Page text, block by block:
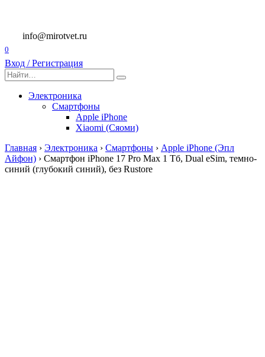
содержанию
info@mirotvet.ru
0
Вход / Регистрация
Search
for:
Электроника
Смартфоны
Apple iPhone
Xiaomi (Сяоми)
Главная › Электроника › Смартфоны › Apple iPhone (Эпл
Айфон) › Смартфон iPhone 17 Pro Max 1 Тб, Dual eSim, темно-
синий (глубокий синий), без Rustore